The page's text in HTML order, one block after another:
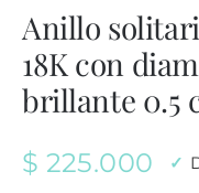
Anillo
18K con
brillante 0.5
$ 225.000